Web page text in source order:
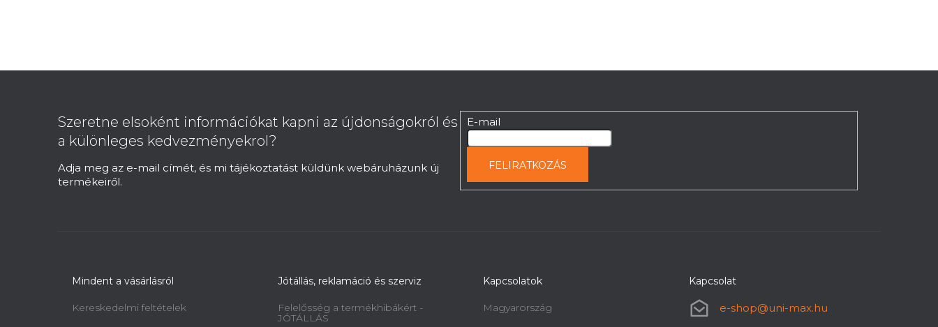
Szeretne elsoként információkat kapni az újdonságokról és
a különleges kedvezményekrol?
Adja meg az e-mail címét, és mi tájékoztatást küldünk webáruházunk új
termékeiről.
E-mail
FELIRATKOZÁS
Mindent a vásárlásról
Kereskedelmi feltételek
Jótállás, reklamáció és szerviz
Felelősség a termékhibákért -
JÓTÁLLÁS
Kapcsolatok
Magyarország
Kapcsolat
e-shop@uni-max.hu